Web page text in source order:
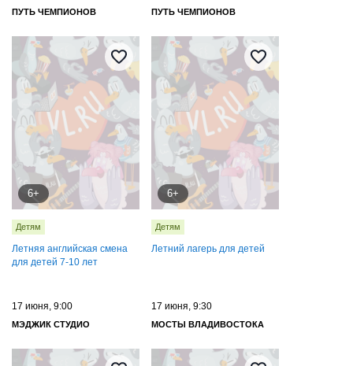
ПУТЬ ЧЕМПИОНОВ
6+
Детям
Летняя английская смена
для детей 7-10 лет
ПУТЬ ЧЕМПИОНОВ
6+
Детям
Летний лагерь для детей
17 июня, 9:00
МЭДЖИК СТУДИО
17 июня, 9:30
МОСТЫ ВЛАДИВОСТОКА